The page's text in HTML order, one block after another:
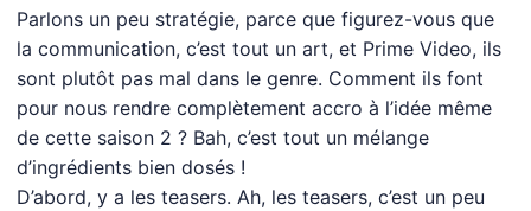
Parlons un peu stratégie, parce que figurez-vous que
la communication, c’est tout un art, et Prime Video, ils
sont plutôt pas mal dans le genre. Comment ils font
pour nous rendre complètement accro à l’idée même
de cette saison 2 ? Bah, c’est tout un mélange
d’ingrédients bien dosés !
D’abord, y a les teasers. Ah, les teasers, c’est un peu